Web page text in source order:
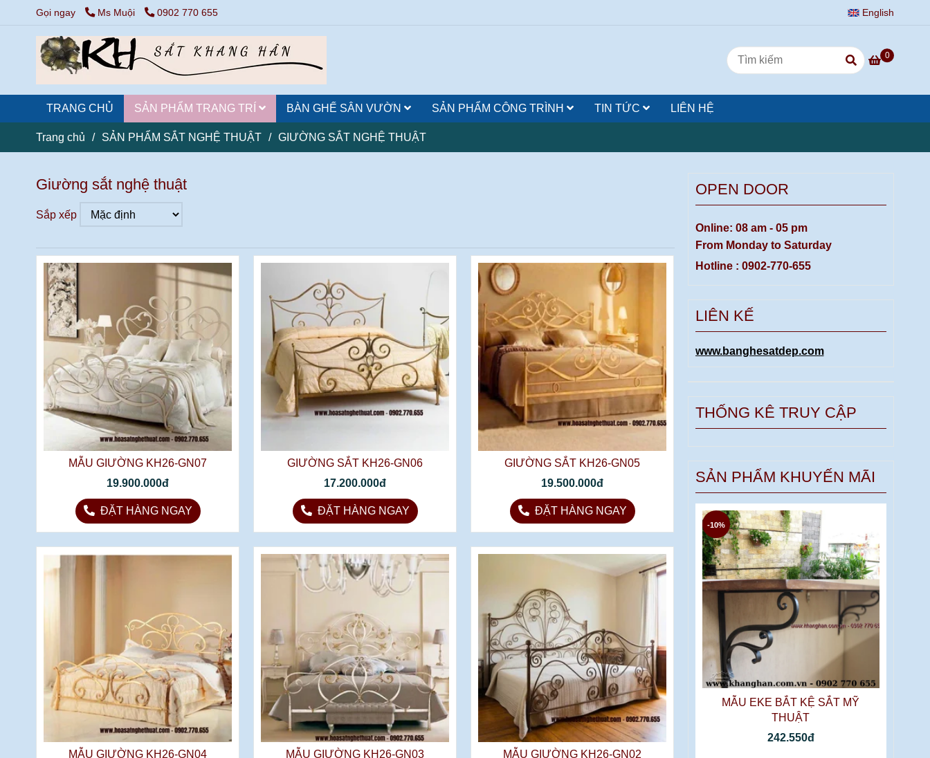
Gọi ngay Ms Muội 0902 770 655 English
0
TRANG CHỦ SẢN PHẨM TRANG TRÍ BÀN GHẾ SÂN VƯỜN SẢN PHẨM CÔNG TRÌNH TIN TỨC LIÊN HỆ
Trang chủ / SẢN PHẨM SẮT NGHỆ THUẬT / GIƯỜNG SẮT NGHỆ THUẬT
Giường sắt nghệ thuật
Sắp xếp
MẪU GIƯỜNG KH26-GN07
19.900.000đ
ĐẶT HÀNG NGAY
GIƯỜNG SẮT KH26-GN06
17.200.000đ
ĐẶT HÀNG NGAY
GIƯỜNG SẮT KH26-GN05
19.500.000đ
ĐẶT HÀNG NGAY
MẪU GIƯỜNG KH26-GN04
MẪU GIƯỜNG KH26-GN03
MẪU GIƯỜNG KH26-GN02
OPEN DOOR
Online: 08 am - 05 pm
From Monday to Saturday
Hotline : 0902-770-655
LIÊN KẾ
www.banghesatdep.com
THỐNG KÊ TRUY CẬP
SẢN PHẨM KHUYẾN MÃI
MẪU EKE BẮT KỆ SẮT MỸ
THUẬT
242.550đ
-10%